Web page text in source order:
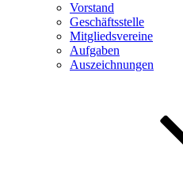
Vorstand
Geschäftsstelle
Mitgliedsvereine
Aufgaben
Auszeichnungen